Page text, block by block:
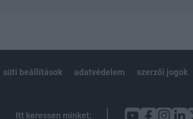
süti beállítások adatvédelem szerzői jogok
Itt keressen minket: